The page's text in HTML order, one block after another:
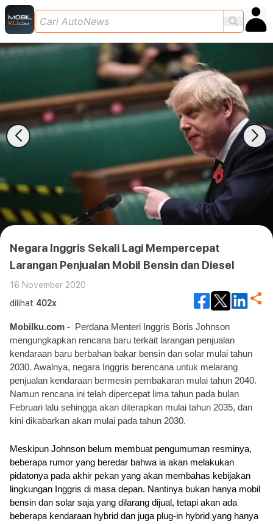
Negara Inggris Sekali Lagi Mempercepat
Larangan Penjualan Mobil Bensin dan Diesel
16 November 2020
dilihat 402x
Mobilku.com -
  Perdana Menteri Inggris Boris Johnson
mengungkapkan rencana baru terkait larangan penjualan
kendaraan baru berbahan bakar bensin dan solar mulai tahun
2030. Awalnya, negara Inggris berencana untuk melarang
penjualan kendaraan bermesin pembakaran mulai tahun 2040.
Namun rencana ini telah dipercepat lima tahun pada bulan
Februari lalu sehingga akan diterapkan mulai tahun 2035, dan
kini dikabarkan akan mulai pada tahun 2030.
Meskipun Johnson belum membuat pengumuman resminya,
beberapa rumor yang beredar bahwa ia akan melakukan
pidatonya pada akhir pekan yang akan membahas kebijakan
lingkungan Inggris di masa depan. Nantinya bukan hanya mobil
bensin dan solar saja yang dilarang dijual, tetapi akan ada
beberapa kendaraan hybrid dan juga plug-in hybrid yang hanya